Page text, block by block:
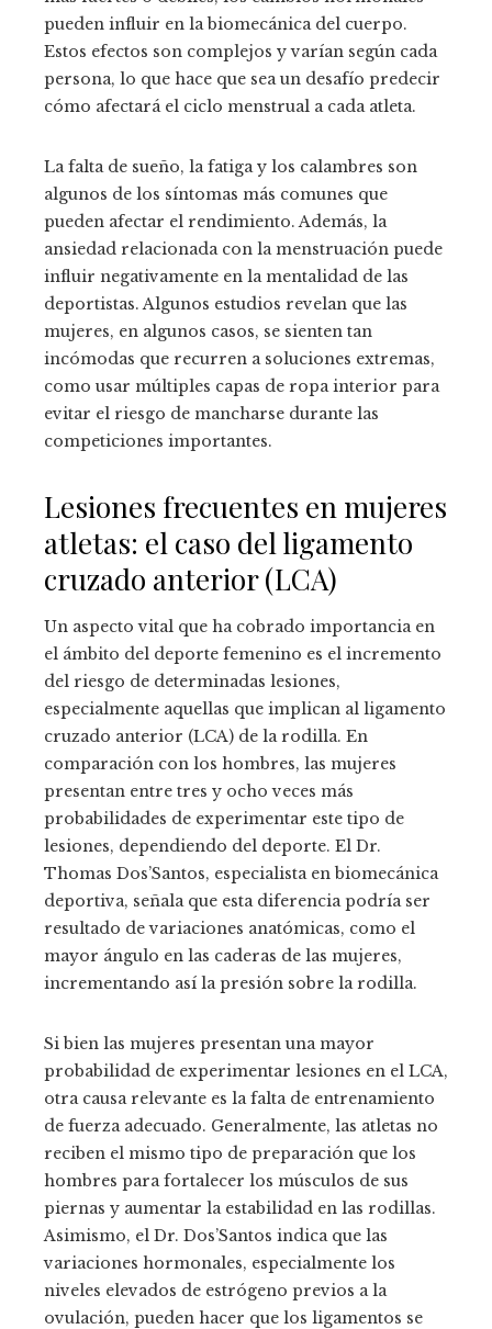
pueden influir en la biomecánica del cuerpo.
Estos efectos son complejos y varían según cada
persona, lo que hace que sea un desafío predecir
cómo afectará el ciclo menstrual a cada atleta.
La falta de sueño, la fatiga y los calambres son
algunos de los síntomas más comunes que
pueden afectar el rendimiento. Además, la
ansiedad relacionada con la menstruación puede
influir negativamente en la mentalidad de las
deportistas. Algunos estudios revelan que las
mujeres, en algunos casos, se sienten tan
incómodas que recurren a soluciones extremas,
como usar múltiples capas de ropa interior para
evitar el riesgo de mancharse durante las
competiciones importantes.
Lesiones frecuentes en mujeres
atletas: el caso del ligamento
cruzado anterior (LCA)
Un aspecto vital que ha cobrado importancia en
el ámbito del deporte femenino es el incremento
del riesgo de determinadas lesiones,
especialmente aquellas que implican al ligamento
cruzado anterior (LCA) de la rodilla. En
comparación con los hombres, las mujeres
presentan entre tres y ocho veces más
probabilidades de experimentar este tipo de
lesiones, dependiendo del deporte. El Dr.
Thomas Dos’Santos, especialista en biomecánica
deportiva, señala que esta diferencia podría ser
resultado de variaciones anatómicas, como el
mayor ángulo en las caderas de las mujeres,
incrementando así la presión sobre la rodilla.
Si bien las mujeres presentan una mayor
probabilidad de experimentar lesiones en el LCA,
otra causa relevante es la falta de entrenamiento
de fuerza adecuado. Generalmente, las atletas no
reciben el mismo tipo de preparación que los
hombres para fortalecer los músculos de sus
piernas y aumentar la estabilidad en las rodillas.
Asimismo, el Dr. Dos’Santos indica que las
variaciones hormonales, especialmente los
niveles elevados de estrógeno previos a la
ovulación, pueden hacer que los ligamentos se